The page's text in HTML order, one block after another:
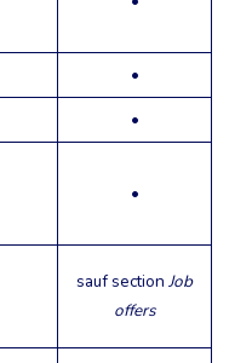
•
•
•
sauf section Job
offers